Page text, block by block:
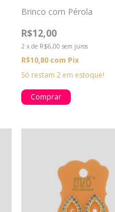
Brinco com Pérola
R$12,00
2 x de R$6,00 sem juros
R$10,80 com Pix
Só restam 2em estoque!